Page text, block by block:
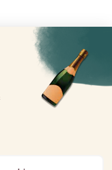
de 18 ans. L'abus
consommer avec